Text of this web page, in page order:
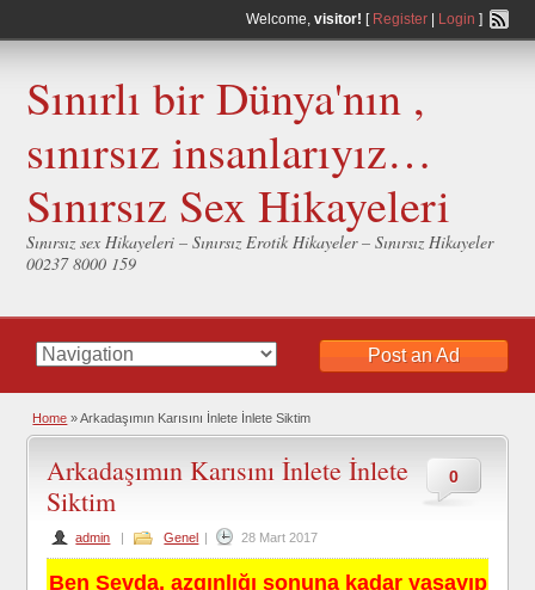
Welcome, visitor! [ Register| Login ]
Sınırlı bir Dünya'nın ,
sınırsız insanlarıyız…
Sınırsız Sex Hikayeleri
Sınırsız sex Hikayeleri – Sınırsız Erotik Hikayeler – Sınırsız Hikayeler
00237 8000 159
Post an Ad
Home » Arkadaşımın Karısını İnlete İnlete Siktim
0
Arkadaşımın Karısını İnlete İnlete
Siktim
admin | Genel | 28 Mart 2017
Ben Sevda, azgınlığı sonuna kadar yaşayıp